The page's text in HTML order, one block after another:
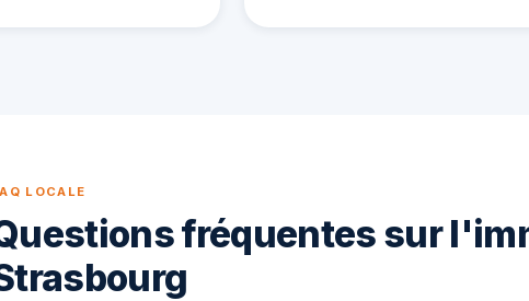
LOCALE
fréquentes sur